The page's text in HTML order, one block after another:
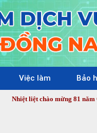
Việc làm Bảo
liệt chào mừng 81 năm Cách